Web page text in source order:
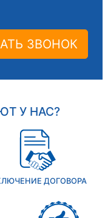
ЗВОНОК
У НАС?
ДОГОВОРА